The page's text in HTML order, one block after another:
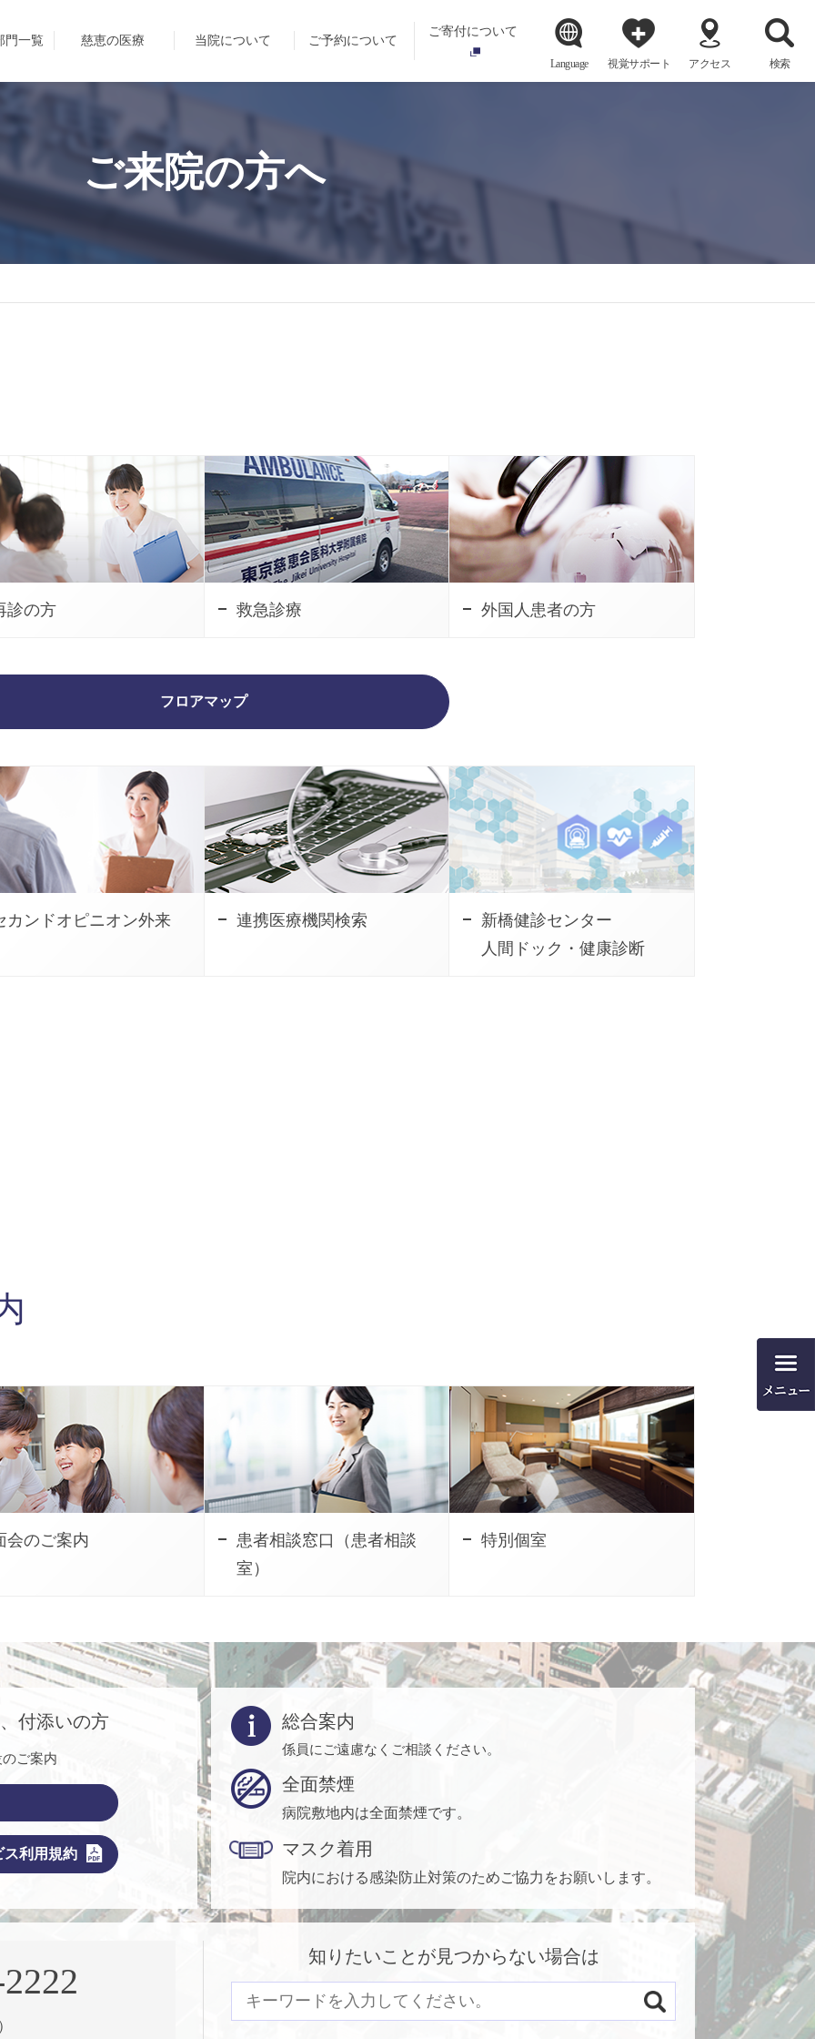
門一覧 慈恵の医療 当院について ご予約について
ご寄付について
Language 視覚サポート アクセス 検索
ご来院の方へ
診の方 救急診療 外国人患者の方
フロアマップ
カンドオピニオン外来 連携医療機関検索
新橋健診センター
人間ドック・健康診断
会のご案内
患者相談窓口（患者相談
室）
特別個室
付添いの方
ご案内
利用規約
総合案内
係員にご遠慮なくご相談ください。
全面禁煙
病院敷地内は全面禁煙です。
マスク着用
院内における感染防止対策のためご協力をお願いします。
知りたいことが見つからない場合は